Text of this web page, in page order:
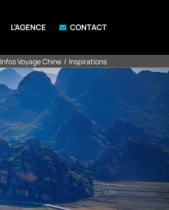
L’AGENCE CONTACT
Infos Voyage Chine Inspirations